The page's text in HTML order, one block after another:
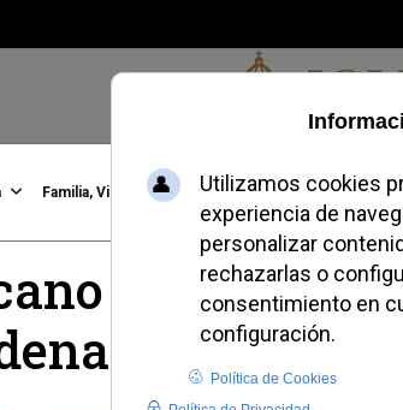
Familia, Vida, Identidad Credofobiómetro Blogs
promueve
Van